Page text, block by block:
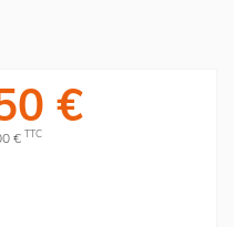
€
€ TTC